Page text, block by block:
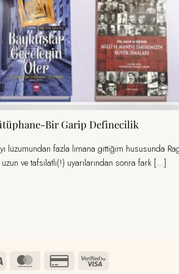
Bir Garip Definecilik
lüzumundan fazla limana gittiğim hususunda
ve tafsilatlı(!) uyarılarından sonra fark [...]